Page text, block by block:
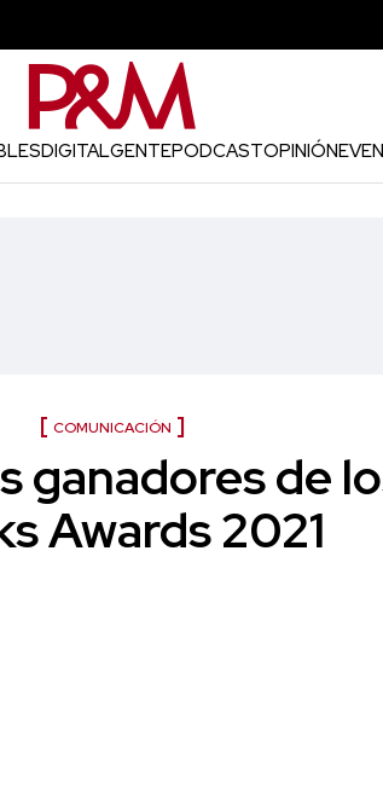
DIGITALGENTEPODCASTOPINIÓN
COMUNICACIÓN
ganadores de
Awards 2021